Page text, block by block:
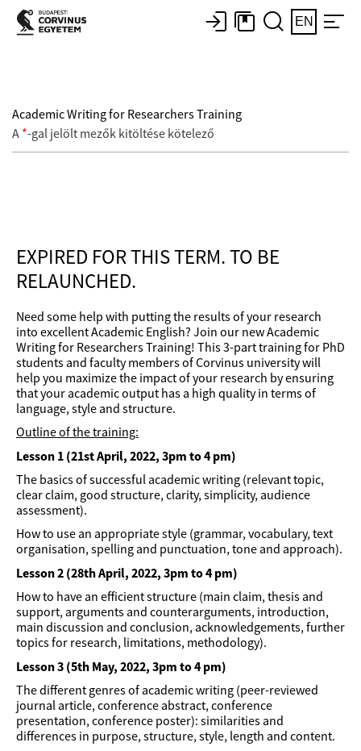
EN
Academic Writing for Researchers Training
A *-gal jelölt mezők kitöltése kötelező
EXPIRED FOR THIS TERM. TO BE
RELAUNCHED.
Need some help with putting the results of your research
into excellent Academic English? Join our new Academic
Writing for Researchers Training! This 3-part training for PhD
students and faculty members of Corvinus university will
help you maximize the impact of your research by ensuring
that your academic output has a high quality in terms of
language, style and structure.
Outline of the training:
Lesson 1 (21st April, 2022, 3pm to 4 pm)
The basics of successful academic writing (relevant topic,
clear claim, good structure, clarity, simplicity, audience
assessment).
How to use an appropriate style (grammar, vocabulary, text
organisation, spelling and punctuation, tone and approach).
Lesson 2 (28th April, 2022, 3pm to 4 pm)
How to have an efficient structure (main claim, thesis and
support, arguments and counterarguments, introduction,
main discussion and conclusion, acknowledgements, further
topics for research, limitations, methodology).
Lesson 3 (5th May, 2022, 3pm to 4 pm)
The different genres of academic writing (peer-reviewed
journal article, conference abstract, conference
presentation, conference poster): similarities and
differences in purpose, structure, style, length and content.